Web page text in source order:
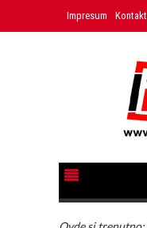
Impresum Kontakt